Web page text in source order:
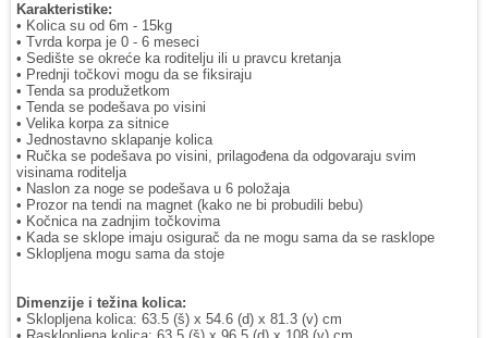
Karakteristike:
• Kolica su od 6m - 15kg
• Tvrda korpa je 0 - 6 meseci
• Sedište se okreće ka roditelju ili u pravcu kretanja
• Prednji točkovi mogu da se fiksiraju
• Tenda sa produžetkom
• Tenda se podešava po visini
• Velika korpa za sitnice
• Jednostavno sklapanje kolica
• Ručka se podešava po visini, prilagođena da odgovaraju svim
visinama roditelja
• Naslon za noge se podešava u 6 položaja
• Prozor na tendi na magnet (kako ne bi probudili bebu)
• Kočnica na zadnjim točkovima
• Kada se sklope imaju osigurač da ne mogu sama da se rasklope
• Sklopljena mogu sama da stoje
Dimenzije i težina kolica:
• Sklopljena kolica: 63.5 (š) x 54.6 (d) x 81.3 (v) cm